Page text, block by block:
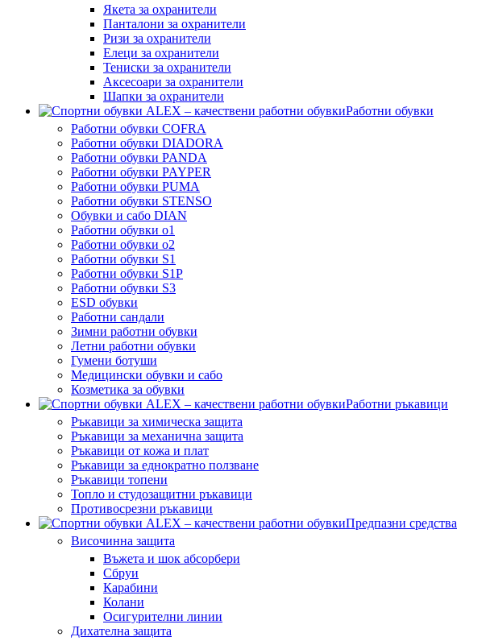
Якета за охранители
Панталони за охранители
Ризи за охранители
Елеци за охранители
Тениски за охранители
Аксесоари за охранители
Шапки за охранители
Работни обувки
Работни обувки COFRA
Работни обувки DIADORA
Работни обувки PANDA
Работни обувки PAYPER
Работни обувки PUMA
Работни обувки STENSO
Обувки и сабо DIAN
Работни обувки o1
Работни обувки o2
Работни обувки S1
Работни обувки S1P
Работни обувки S3
ESD обувки
Работни сандали
Зимни работни обувки
Летни работни обувки
Гумени ботуши
Медицински обувки и сабо
Козметика за обувки
Работни ръкавици
Ръкавици за химическа защита
Ръкавици за механична защита
Ръкавици от кожа и плат
Ръкавици за еднократно ползване
Ръкавици топени
Топло и студозащитни ръкавици
Противосрезни ръкавици
Предпазни средства
Височинна защита
Въжета и шок абсорбери
Сбруи
Карабини
Колани
Осигурителни линии
Дихателна защита